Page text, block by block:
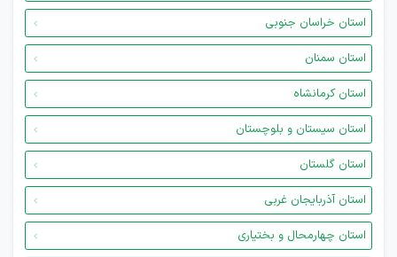
استان خراسان جنوبی
استان سمنان
استان کرمانشاه
استان سیستان و بلوچستان
استان گلستان
استان آذربایجان غربی
استان چهارمحال و بختیاری